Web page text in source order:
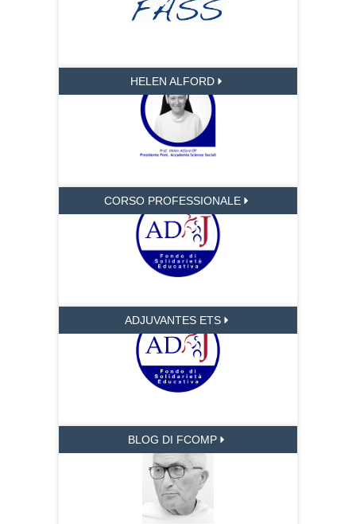
HELEN ALFORD
CORSO PROFESSIONALE
ADJUVANTES ETS
BLOG DI FCOMP